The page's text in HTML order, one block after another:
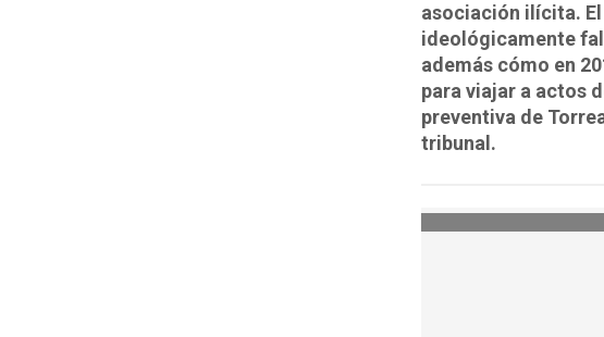
asociación ilícita.
ideológicamente
además cómo en
para viajar a actos
preventiva de
tribunal.